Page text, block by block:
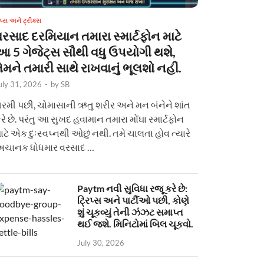
અને ટ્રીક્સ
દરમિયાન તમારા સ્માર્ટફોન માટે
5 ગેજેટ્સ સૌથી વધુ ઉપયોગી થશે,
તમારી સાથે રાખવાનું ભૂલશો નહીં.
31, 2026 - bySB
પછી, ચોમાસાની ઋતુ શરીર અને મન બંનેને શાંત
છે. પરંતુ આ સુખદ હવામાન તમારા મોંઘા સ્માર્ટફોન
એક દુઃસ્વપ્નથી ઓછું નથી. તમે ચાલતા હોવ ત્યારે
ધોધમાર વરસાદ …
Paytm નવી સુવિધા રજૂ કરે છે:
ટ્રિપ્સ અને પાર્ટીઓ પછી, કોણે
શું ચૂકવ્યું તેની ઝંઝટ સમાપ્ત
થઈ જશે. મિનિટોમાં બિલ ચૂકવો.
July 30, 2026